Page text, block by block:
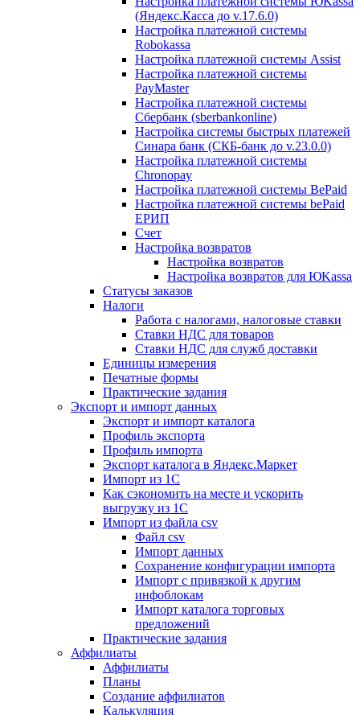
(Яндекс.Касса до v.17.6.0)
Настройка платежной системы
Robokassa
Настройка платежной системы Assist
Настройка платежной системы
PayMaster
Настройка платежной системы
Сбербанк (sberbankonline)
Настройка системы быстрых платежей
Синара банк (СКБ-банк до v.23.0.0)
Настройка платежной системы
Chronopay
Настройка платежной системы BePaid
Настройка платежной системы bePaid
ЕРИП
Счет
Настройка возвратов
Настройка возвратов
Настройка возвратов для ЮKassa
Статусы заказов
Налоги
Работа с налогами, налоговые ставки
Ставки НДС для товаров
Ставки НДС для служб доставки
Единицы измерения
Печатные формы
Практические задания
Экспорт и импорт данных
Экспорт и импорт каталога
Профиль экспорта
Профиль импорта
Экспорт каталога в Яндекс.Маркет
Импорт из 1С
Как сэкономить на месте и ускорить
выгрузку из 1С
Импорт из файла csv
Файл csv
Импорт данных
Сохранение конфигурации импорта
Импорт с привязкой к другим
инфоблокам
Импорт каталога торговых
предложений
Практические задания
Аффилиаты
Аффилиаты
Планы
Создание аффилиатов
Калькуляция